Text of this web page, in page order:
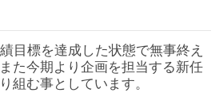
目標を達成した状態で無事終え
た今期より企画を担当する新任
組む事としています。